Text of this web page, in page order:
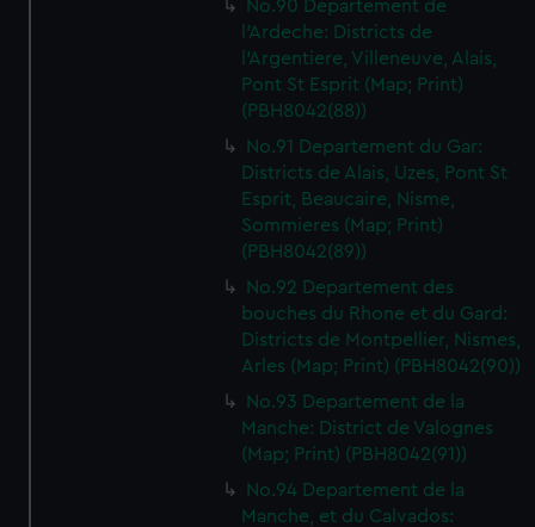
No.90 Departement de
l'Ardeche: Districts de
l'Argentiere, Villeneuve, Alais,
Pont St Esprit (Map; Print)
(PBH8042(88))
No.91 Departement du Gar:
Districts de Alais, Uzes, Pont St
Esprit, Beaucaire, Nisme,
Sommieres (Map; Print)
(PBH8042(89))
No.92 Departement des
bouches du Rhone et du Gard:
Districts de Montpellier, Nismes,
Arles (Map; Print) (PBH8042(90))
No.93 Departement de la
Manche: District de Valognes
(Map; Print) (PBH8042(91))
No.94 Departement de la
Manche, et du Calvados: